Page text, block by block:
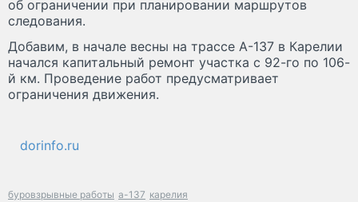
об ограничении при планировании маршрутов
следования.
Добавим, в начале весны на трассе А-137 в Карелии
начался капитальный ремонт участка с 92-го по 106-
й км. Проведение работ предусматривает
ограничения движения.
dorinfo.ru
буровзрывные работы а-137 карелия